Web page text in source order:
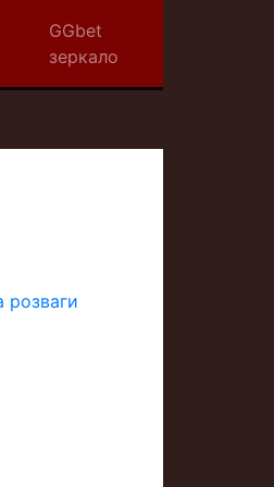
GGbet
зеркало
розваги